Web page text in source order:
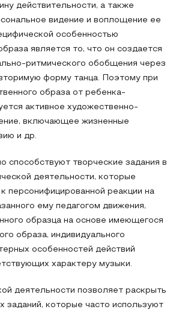
действительности, а также
видение и воплощение ее
особенностью
является то, что он создается
ритмического обобщения через
форму танца. Поэтому при
образа от ребенка-
активное художественно-
включающее жизненные
и др.
способствуют творческие задания в
деятельности, которые
персонифицированной реакции на
ему педагогом движения,
образца на основе имеющегося
образа, индивидуального
особенностей действий
характеру музыки.
деятельности позволяет раскрыть
заданий, которые часто используют